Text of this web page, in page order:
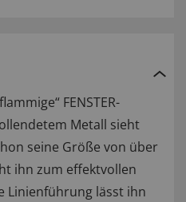
FENSTER-
Metall sieht
seine Größe von über
ihn zum effektvollen
Linienführung lässt ihn